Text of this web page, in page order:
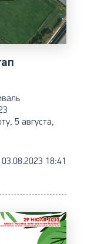
5 августа,
03.08.2023 18:41